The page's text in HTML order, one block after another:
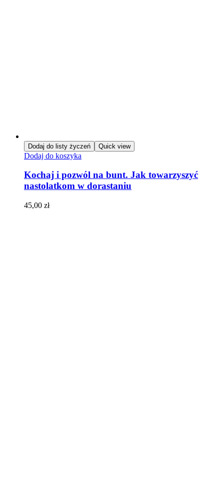
Dodaj do listy życzeń Quick view
Dodaj do koszyka
Kochaj i pozwól na bunt. Jak towarzyszyć
nastolatkom w dorastaniu
45,00 zł